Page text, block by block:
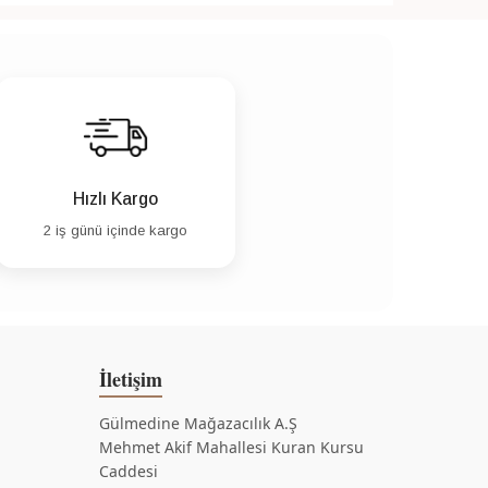
Hızlı Kargo
2 iş günü içinde kargo
İletişim
Gülmedine Mağazacılık A.Ş
Mehmet Akif Mahallesi Kuran Kursu
Caddesi